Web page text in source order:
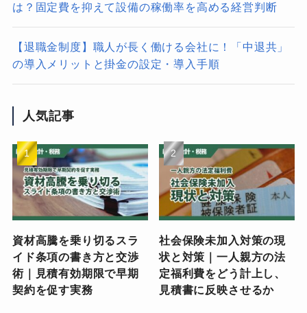
は？固定費を抑えて設備の稼働率を高める経営判断
【退職金制度】職人が長く働ける会社に！「中退共」
の導入メリットと掛金の設定・導入手順
人気記事
資材高騰を乗り切るスラ
イド条項の書き方と交渉
術｜見積有効期限で早期
契約を促す実務
社会保険未加入対策の現
状と対策｜一人親方の法
定福利費をどう計上し、
見積書に反映させるか